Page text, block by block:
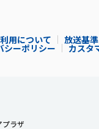
用について 放送基準
シーポリシー カスタ
ラザ